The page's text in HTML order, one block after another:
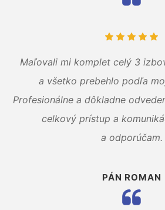
Maľovali mi komplet celý 3
a všetko prebehlo podľa
Profesionálne a dôkladne
celkový prístup a
a odporúčam.
PÁN ROMAN